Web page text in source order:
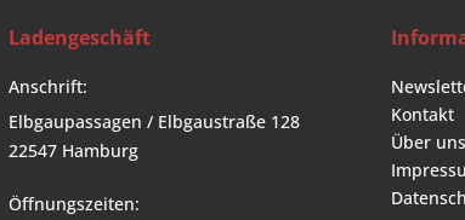
Ladengeschäft
Anschrift:
Elbgaupassagen / Elbgaustraße 128
22547 Hamburg
Öffnungszeiten:
Kontakt
Über uns